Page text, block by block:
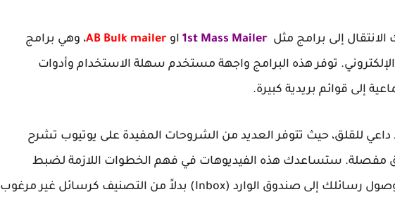
إلى برامج مثل 1st Mass Mailer او AB Bulk mailer، وهي برامج
توفر هذه البرامج واجهة مستخدم سهلة الاستخدام وأدوات
إلى قوائم بريدية كبيرة.
داعي للقلق، حيث تتوفر العديد من الشروحات المفيدة على يوتيوب تشرح
مفصلة. ستساعدك هذه الفيديوهات في فهم الخطوات اللازمة لضبط
إعداداتك بشكل صحيح وضمان وصول رسائلك إلى صندوق الوارد (Inbox) بدلاً من التصنيف كرسائل غير مرغوب